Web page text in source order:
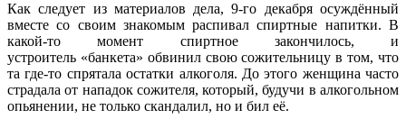
Как следует из материалов дела, 9-го декабря осуждённый
вместе со своим знакомым распивал спиртные напитки. В
какой-то момент спиртное закончилось, и
устроитель «банкета» обвинил свою сожительницу в том, что
та где-то спрятала остатки алкоголя. До этого женщина часто
страдала от нападок сожителя, который, будучи в алкогольном
опьянении, не только скандалил, но и бил её.